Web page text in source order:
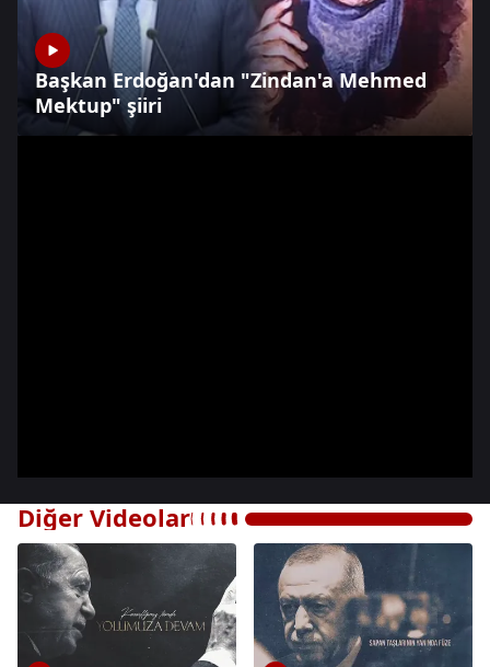
Başkan Erdoğan'dan "Zindan'a Mehmed
Mektup" şiiri
Diğer Videolar